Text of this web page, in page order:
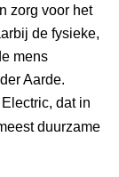
zorg voor het
de fysieke,
mens
Aarde.
dat in
duurzame